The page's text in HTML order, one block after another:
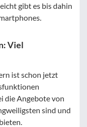
gibt es bis dahin
Viel
ist schon jetzt
die Angebote von
sind und